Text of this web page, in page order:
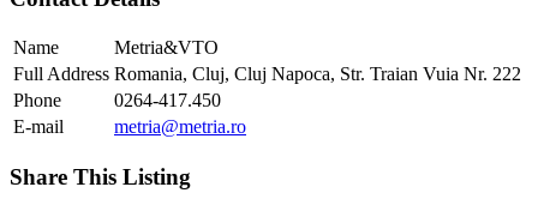
Name
Metria&VTO
Full Address Romania, Cluj, Cluj Napoca, Str. Traian Vuia Nr. 222
Phone
0264-417.450
E-mail
metria@metria.ro
Share This Listing